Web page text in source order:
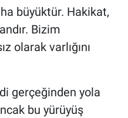
büyüktür. Hakikat,
Bizim
olarak varlığını
gerçeğinden yola
bu yürüyüş